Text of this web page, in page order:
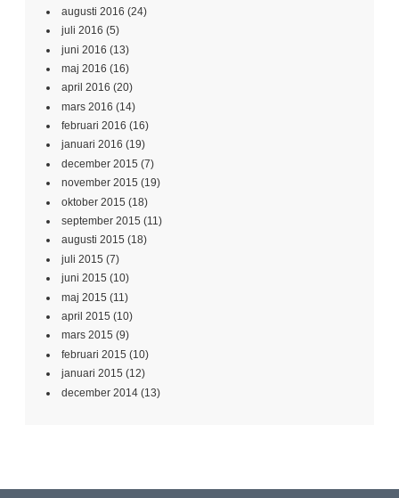
augusti 2016 (24)
juli 2016 (5)
juni 2016 (13)
maj 2016 (16)
april 2016 (20)
mars 2016 (14)
februari 2016 (16)
januari 2016 (19)
december 2015 (7)
november 2015 (19)
oktober 2015 (18)
september 2015 (11)
augusti 2015 (18)
juli 2015 (7)
juni 2015 (10)
maj 2015 (11)
april 2015 (10)
mars 2015 (9)
februari 2015 (10)
januari 2015 (12)
december 2014 (13)